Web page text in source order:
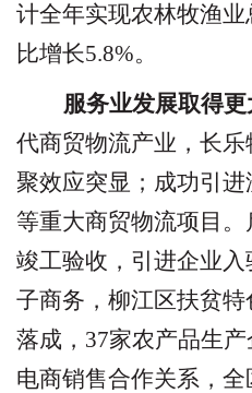
计全年实现农林牧渔业
比增长5.8%。
服务业发展取得更
代商贸物流产业，长
聚效应突显；成功引
等重大商贸物流项目
竣工验收，引进企业入
子商务，柳江区扶贫
落成， 37家农产品生
电商销售合作关系，